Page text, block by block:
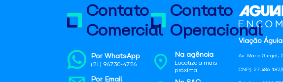
Viação
Av. Mario Gurgel,
CNPJ:
Contato
Comercial
Por WhatsApp
(21) 96730-4726
Por Email
Contato
Operacional
Na agência
Localize a mais
próxima